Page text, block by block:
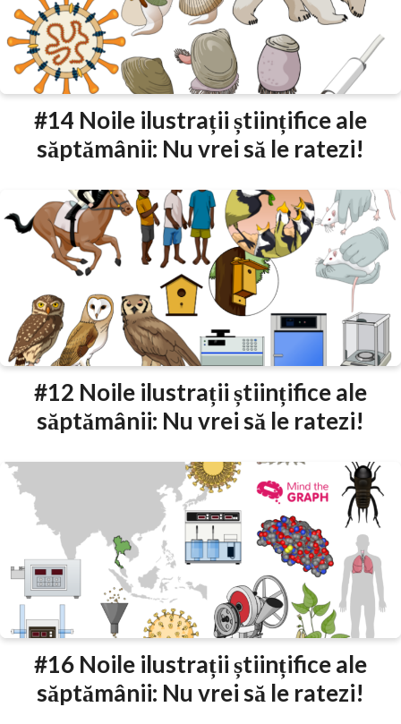
#14 Noile ilustrații științifice ale
săptămânii: Nu vrei să le ratezi!
#12 Noile ilustrații științifice ale
săptămânii: Nu vrei să le ratezi!
#16 Noile ilustrații științifice ale
săptămânii: Nu vrei să le ratezi!